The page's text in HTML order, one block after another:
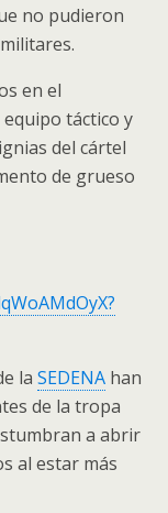
no pudieron
en el
táctico y
del cártel
de grueso
la SEDENA han
de la tropa
a abrir
al estar más